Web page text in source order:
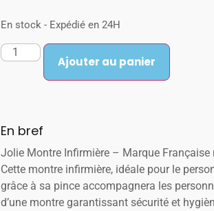
En stock - Expédié en 24H
Ajouter au panier
En bref
Jolie Montre Infirmière – Marque Française
Cette montre infirmière, idéale pour le
grâce à sa pince accompagnera les
d’une montre garantissant sécurité et